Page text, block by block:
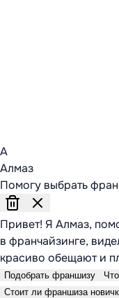
А
Алмаз
Помогу выбрать
Привет! Я Алмаз,
в франчайзинге,
красиво обещают и
Подобрать франшизу
Стоит ли франшиза